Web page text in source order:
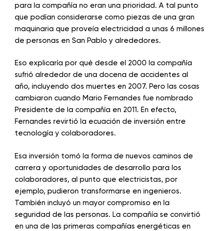
para la compañía no eran una prioridad. A tal punto
que podían considerarse como piezas de una gran
maquinaria que proveía electricidad a unas 6 millones
de personas en San Pablo y alrededores.
Eso explicaría por qué desde el 2000 la compañía
sufrió alrededor de una docena de accidentes al
año, incluyendo dos muertes en 2007. Pero las cosas
cambiaron cuando Mario Fernandes fue nombrado
Presidente de la compañía en 2011. En efecto,
Fernandes revirtió la ecuación de inversión entre
tecnología y colaboradores.
Esa inversión tomó la forma de nuevos caminos de
carrera y oportunidades de desarrollo para los
colaboradores, al punto que electricistas, por
ejemplo, pudieron transformarse en ingenieros.
También incluyó un mayor compromiso en la
seguridad de las personas. La compañía se convirtió
en una de las primeras compañías energéticas en